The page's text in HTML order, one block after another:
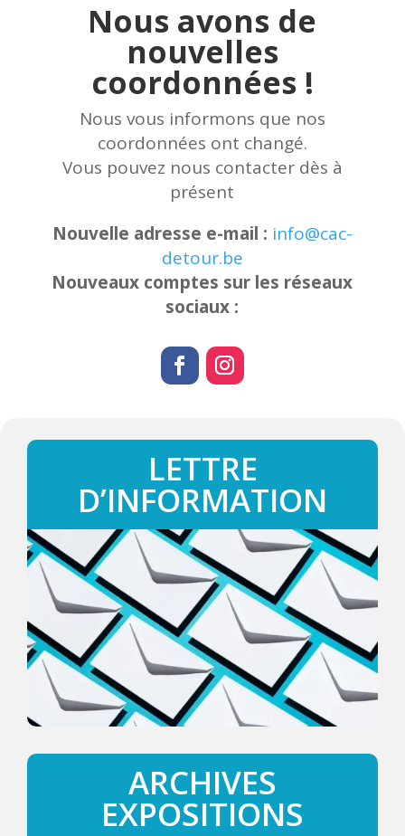
Nous avons de
nouvelles
coordonnées !
Nous vous informons que nos
coordonnées ont changé.
Vous pouvez nous contacter dès à
présent
Nouvelle adresse e-mail : info@cac-
detour.be
Nouveaux comptes sur les réseaux
sociaux :
LETTRE
D’INFORMATION
ARCHIVES
EXPOSITIONS